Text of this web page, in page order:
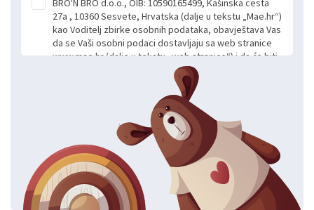
BRO'N BRO d.o.o., OIB: 10590165499, Kašinska cesta
27a , 10360 Sesvete, Hrvatska (dalje u tekstu „Mae.hr“)
kao Voditelj zbirke osobnih podataka, obavještava Vas
da se Vaši osobni podaci dostavljaju sa web stranice
www.mae.hr (dalje u tekstu „web stranice“) i da će biti
obrađeni. Prihvaćanjem ove Izjave smatra se da
slobodno i izričito dajete privolu za prikupljanje i daljnju
obradu Vaših osobnih podataka koje ustupate Mae.hr
putem ovih web stranica u svrhu odgovora i daljnje
komunikacije na Vaš upit poslan kroz kontakt obrazac.
Radi se o dobrovoljnom davanju podataka te ovu
Izjavu niste dužni prihvatiti odnosno niste dužni unositi
svoje osobne podatke u jednu od prijavnih
formi/obrazaca dostupnih na ovim web stranicama.
BRO'N BRO d.o.o. će s Vašim osobnim podacima
postupati sukladno Općoj uredbi o zaštiti podataka